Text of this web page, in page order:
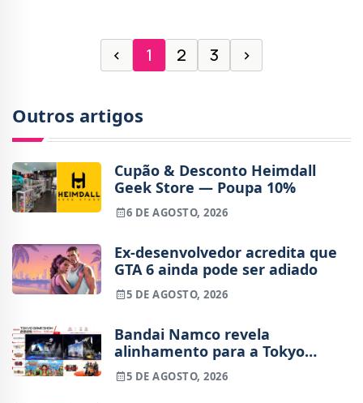
‹ 1 2 3 ›
Outros artigos
Cupão & Desconto Heimdall
Geek Store — Poupa 10%
6 DE AGOSTO, 2026
Ex-desenvolvedor acredita que
GTA 6 ainda pode ser adiado
5 DE AGOSTO, 2026
Bandai Namco revela
alinhamento para a Tokyo
Game Show 2026
5 DE AGOSTO, 2026